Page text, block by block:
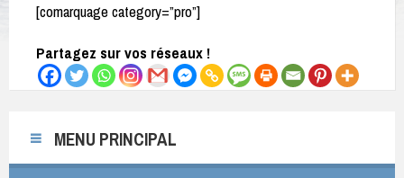
[comarquage category=”pro”]
Partagez sur vos réseaux !
MENU PRINCIPAL